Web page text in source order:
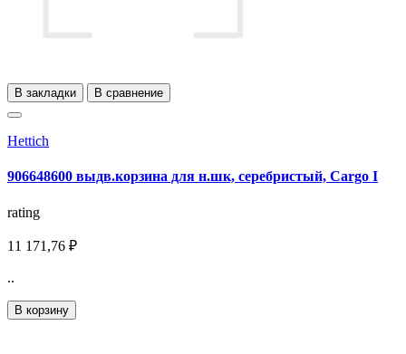
В закладки В сравнение
Hettich
906648600 выдв.корзина для н.шк, серебристый, Cargo I
rating
11 171,76 ₽
..
В корзину